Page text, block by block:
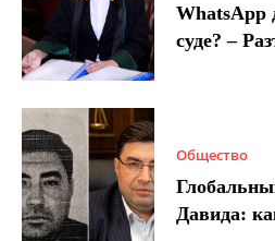
WhatsApp
суде? –
Общество
Давида: